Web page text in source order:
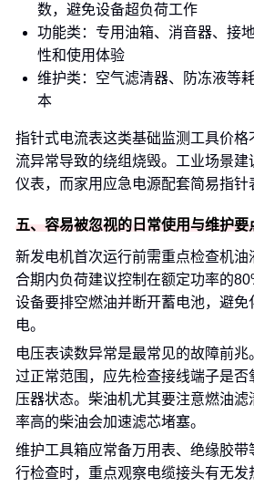
数，避免设备超负荷工作
功能类：专用油箱、消音器、接
性和使用体验
维护类：空气滤清器、防冻液等
本
指针式电流表这类基础监测工具价格
流异常导致的绕组烧毁。工业场景建
仪表，而家用应急电源配套简易指针
五、容易被忽视的日常使用与维护要
新发电机首次运行前需重点检查机油
合期内负荷建议控制在额定功率的
设备要排空燃油并断开蓄电池，避免
电。
电压表读数异常是最常见的故障前
过正常范围，应先检查接线端子是否
压器状态。柴油机尤其要注意燃油滤
率高的柴油会加速滤芯堵塞。
维护工具箱应常备万用表、绝缘胶带
行检查时，重点观察电缆接头有无发